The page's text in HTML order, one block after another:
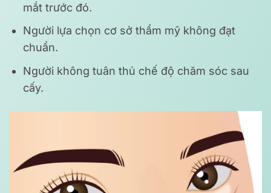
mắt trước đó.
Người lựa chọn cơ sở thẩm mỹ không đạt
chuẩn.
Người không tuân thủ chế độ chăm sóc sau
cấy.